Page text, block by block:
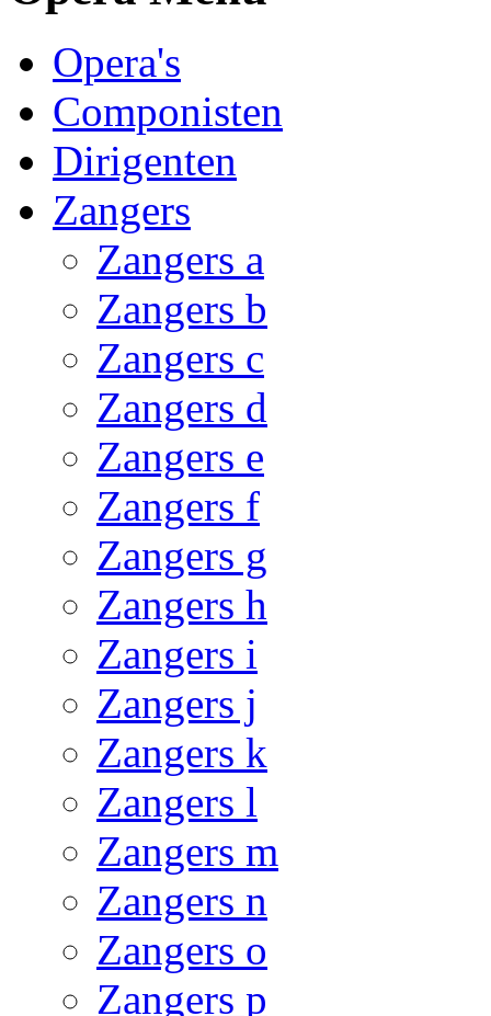
Opera's
Componisten
Dirigenten
Zangers
Zangers a
Zangers b
Zangers c
Zangers d
Zangers e
Zangers f
Zangers g
Zangers h
Zangers i
Zangers j
Zangers k
Zangers l
Zangers m
Zangers n
Zangers o
Zangers p